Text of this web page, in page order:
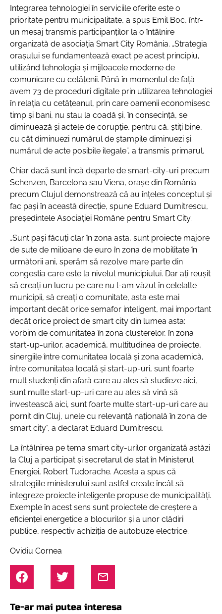
Integrarea tehnologiei în serviciile oferite este o
prioritate pentru municipalitate, a spus Emil Boc, într-
un mesaj transmis participanților la o întâlnire
organizată de asociația Smart City România. „Strategia
orașului se fundamentează exact pe acest principiu,
utilizând tehnologia și mijloacele moderne de
comunicare cu cetățenii. Până în momentul de față
avem 73 de proceduri digitale prin utilizarea tehnologiei
în relația cu cetățeanul, prin care oamenii economisesc
timp și bani, nu stau la coadă și, în consecință, se
diminuează și actele de corupție, pentru că, știți bine,
cu cât diminuezi numărul de ștampile diminuezi și
numărul de acte posibile ilegale”, a transmis primarul.
Chiar dacă sunt încă departe de smart-city-uri precum
Schenzen, Barcelona sau Viena, orașe din România
precum Clujul demonstrează că au înțeles conceptul și
fac pași în această direcție, spune Eduard Dumitrescu,
președintele Asociației Române pentru Smart City.
„Sunt pași făcuți clar în zona asta, sunt proiecte majore
de sute de milioane de euro în zona de mobilitate în
următorii ani, sperăm să rezolve mare parte din
congestia care este la nivelul municipiului. Dar ați reușit
să creați un lucru pe care nu l-am văzut în celelalte
municipii, să creați o comunitate, asta este mai
important decât orice semafor inteligent, mai important
decât orice proiect de smart city din lumea asta:
vorbim de comunitatea în zona clusterelor, în zona
start-up-urilor, academică, multitudinea de proiecte,
sinergiile între comunitatea locală și zona academică,
între comunitatea locală și start-up-uri, sunt foarte
mulț studenți din afară care au ales să studieze aici,
sunt multe start-up-uri care au ales să vină să
investească aici, sunt foarte multe start-up-uri care au
pornit din Cluj, unele cu relevanță națională în zona de
smart city”, a declarat Eduard Dumitrescu.
La întâlnirea pe tema smart city-urilor organizată astăzi
la Cluj a participat și secretarul de stat în Ministerul
Energiei, Robert Tudorache. Acesta a spus că
strategiile ministerului sunt astfel create încât să
integreze proiecte inteligente propuse de municipalități.
Exemple în acest sens sunt proiectele de creștere a
eficienței energetice a blocurilor și a unor clădiri
publice, respectiv achiziția de autobuze electrice.
Ovidiu Cornea
Te-ar mai putea interesa